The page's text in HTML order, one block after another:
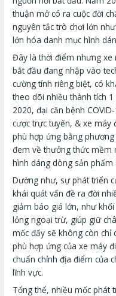
thuận mở có ra cuộc đời
nguyên tắc trò chơi lớn
lớn hóa danh mục hình
Đây là thời điểm nhưng xe
bắt đầu đang nhập vào
cường tính riêng biệt, có
theo dõi nhiều thành tích
2020, đại căn bệnh
cược trực tuyến, & xe máy
phù hợp ứng bằng
đem về thưởng thức mềm
hình dáng dòng sản phẩm
Dường như, sự phát triển
khái quát vấn đề ra đời
giảm báo giá lớn, như
lỏng ngoại trừ, giúp giữ
mốc đấy sẽ không còn chỉ
phù hợp ứng của xe máy
chuẩn chỉnh địa điểm của
lĩnh vực.
Tổng thể, nhiều mốc phát